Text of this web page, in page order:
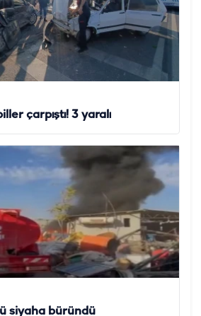
çarpıştı! 3 yaralı
siyaha büründü